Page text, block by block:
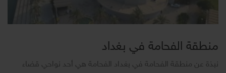
منطقة الفحامة في بغداد
نبذة عن منطقة الفحامة في بغداد الفحامة هي أحد نواحي قضاء